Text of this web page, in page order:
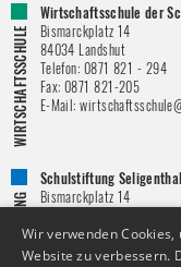
Wirtschaftsschule der
Bismarckplatz 14
84034 Landshut
Telefon: 0871 821 - 294
Fax: 0871 821-205
E-Mail:
Schulstiftung Seligenthal
Bismarckplatz 14
Telefon:0871 / 821 – 151
Fax: 0871 821-146
Wir verwenden
Website zu verbessern.